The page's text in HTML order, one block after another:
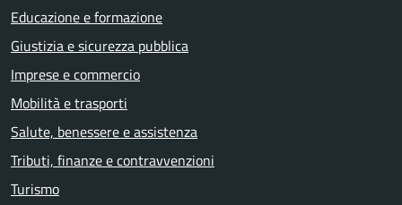
Educazione e formazione
Giustizia e sicurezza pubblica
Imprese e commercio
Mobilità e trasporti
Salute, benessere e assistenza
Tributi, finanze e contravvenzioni
Turismo